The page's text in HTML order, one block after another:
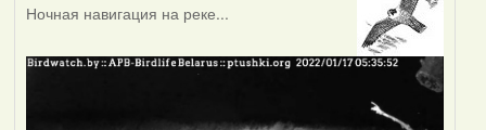
Ночная навигация на реке...